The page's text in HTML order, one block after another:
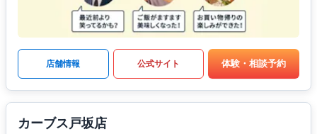
店舗情報 公式サイト 体験・相談予約
カーブス戸坂店